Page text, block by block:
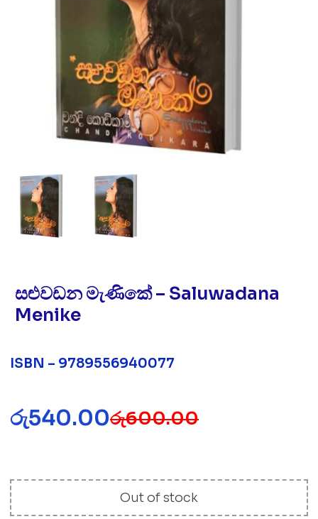
සළුවඩන මැණිකේ – Saluwadana
Menike
ISBN – 9789556940077
රු600.00
රු540.00
Out of stock